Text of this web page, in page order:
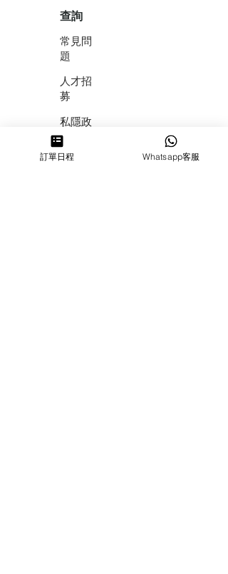
查詢
常見問
題
人才招
募
私隱政
策
​積分計
訂單日程 Whatsapp客服